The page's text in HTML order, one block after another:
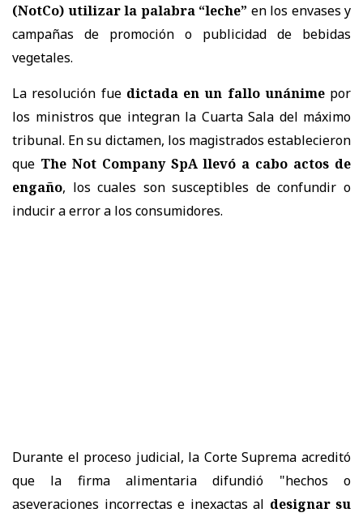
(NotCo) utilizar la palabra “leche” en los envases y
campañas de promoción o publicidad de bebidas
vegetales.
La resolución fue dictada en un fallo unánimepor
los ministros que integran la Cuarta Sala del máximo
tribunal. En su dictamen, los magistrados establecieron
que The Not Company SpA llevó a cabo actos de
engaño, los cuales son susceptibles de confundir o
inducir a error a los consumidores.
Durante el proceso judicial, la Corte Suprema acreditó
que la firma alimentaria difundió "hechos o
aseveraciones incorrectas e inexactas al designar su